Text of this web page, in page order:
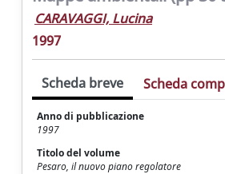
CARAVAGGI, Lucina
1997
Scheda breve Scheda
Anno di pubblicazione
1997
Titolo del volume
Pesaro, il nuovo piano regolatore